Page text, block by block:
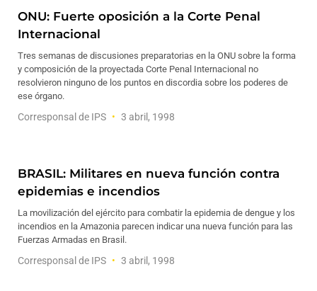
ONU: Fuerte oposición a la Corte Penal
Internacional
Tres semanas de discusiones preparatorias en la ONU sobre la forma
y composición de la proyectada Corte Penal Internacional no
resolvieron ninguno de los puntos en discordia sobre los poderes de
ese órgano.
Corresponsal de IPS 3 abril, 1998
BRASIL: Militares en nueva función contra
epidemias e incendios
La movilización del ejército para combatir la epidemia de dengue y los
incendios en la Amazonia parecen indicar una nueva función para las
Fuerzas Armadas en Brasil.
Corresponsal de IPS 3 abril, 1998